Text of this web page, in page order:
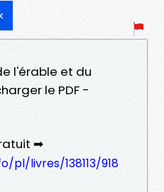
l'érable et du
le PDF -
➡
pl/livres/138113/918